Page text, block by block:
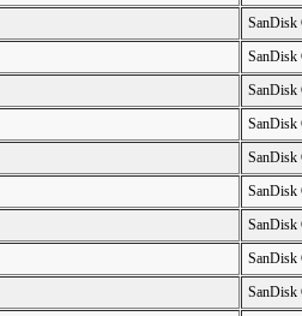
SanDisk
SanDisk
SanDisk
SanDisk
SanDisk
SanDisk
SanDisk
SanDisk
SanDisk